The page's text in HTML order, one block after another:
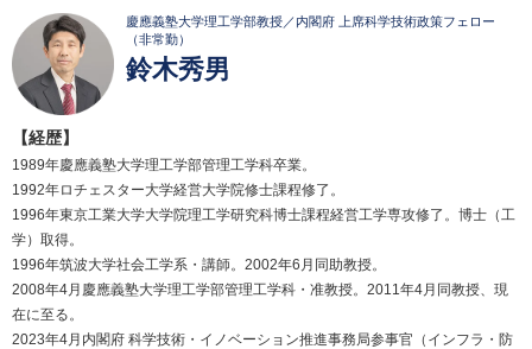
慶應義塾大学理工学部教授／内閣府 上席科学技術政策フェロー
（非常勤）
鈴木秀男
【経歴】
1989年慶應義塾大学理工学部管理工学科卒業。
1992年ロチェスター大学経営大学院修士課程修了。
1996年東京工業大学大学院理工学研究科博士課程経営工学専攻修了。博士（工
学）取得。
1996年筑波大学社会工学系・講師。2002年6月同助教授。
2008年4月慶應義塾大学理工学部管理工学科・准教授。2011年4月同教授、現
在に至る。
2023年4月内閣府 科学技術・イノベーション推進事務局参事官（インフラ・防